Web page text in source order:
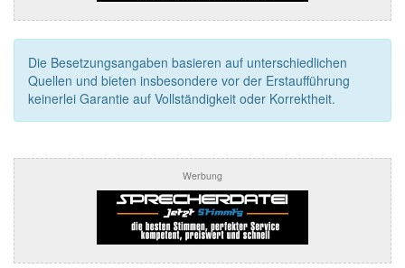
Die Besetzungsangaben basieren auf unterschiedlichen
Quellen und bieten insbesondere vor der Erstaufführung
keinerlei Garantie auf Vollständigkeit oder Korrektheit.
Werbung